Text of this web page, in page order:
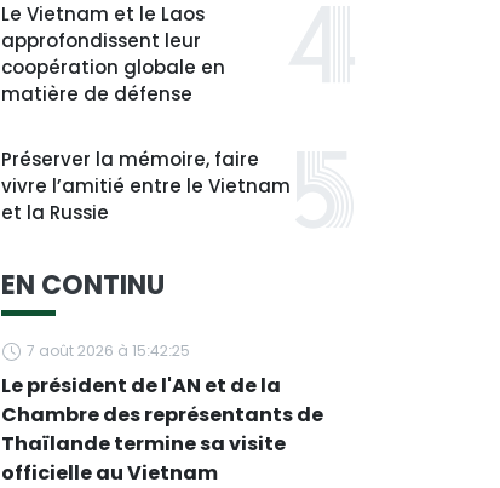
Le Vietnam et le Laos
approfondissent leur
coopération globale en
matière de défense
Préserver la mémoire, faire
vivre l’amitié entre le Vietnam
et la Russie
EN CONTINU
7 août 2026 à 15:42:25
Le président de l'AN et de la
Chambre des représentants de
Thaïlande termine sa visite
officielle au Vietnam